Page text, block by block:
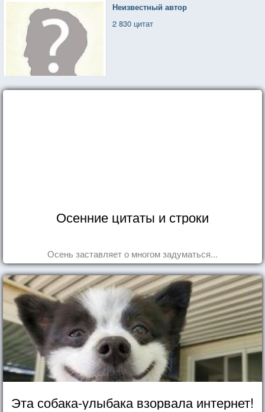
Неизвестный автор
2 830 цитат
Осенние цитаты и строки
Осень заставляет о многом задуматься...
Эта собака-улыбака взорвала интернет!